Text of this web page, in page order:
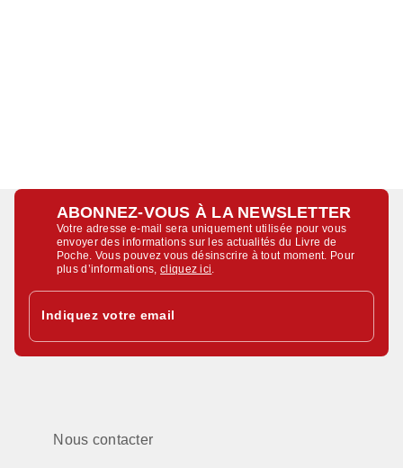
ABONNEZ-VOUS À LA NEWSLETTER
Votre adresse e-mail sera uniquement utilisée pour vous
envoyer des informations sur les actualités du Livre de
Poche. Vous pouvez vous désinscrire à tout moment. Pour
plus d’informations,cliquez ici
Indiquez votre email
Nous contacter